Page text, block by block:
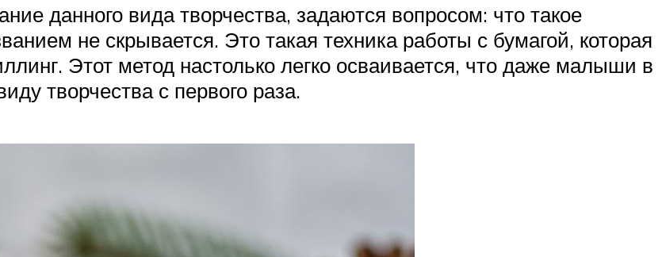
данного вида творчества, задаются вопросом: что такое
не скрывается. Это такая техника работы с бумагой, которая
Этот метод настолько легко осваивается, что даже малыши в
творчества с первого раза.